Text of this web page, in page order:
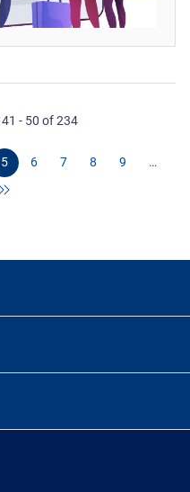
- 50 of 234
5 6 7 8 9 …